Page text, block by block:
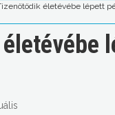
életévébe lépett